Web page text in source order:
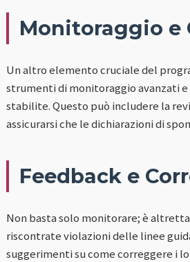
Monitoraggio e
Un altro elemento cruciale del
strumenti di monitoraggio avanzati
stabilite. Questo può includere la
assicurarsi che le dichiarazioni di
Feedback e
Non basta solo monitorare; è
riscontrate violazioni delle linee
suggerimenti su come correggere i